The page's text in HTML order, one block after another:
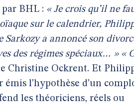
BHL : « Je crois qu’il ne
sur le calendrier,
a annoncé son
des régimes spéciaux… » «
Christine Ockrent. Et
émis l’hypothèse d’un
les théoriciens, réels ou